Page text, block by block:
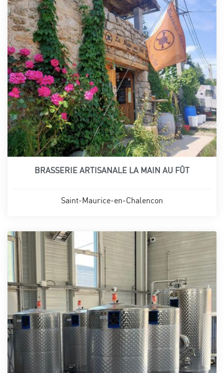
BRASSERIE ARTISANALE LA MAIN AU FÛT
Saint-Maurice-en-Chalencon